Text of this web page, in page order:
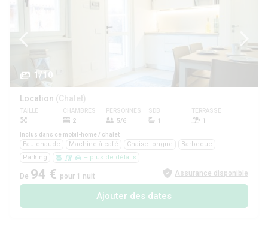
1/10
Location (Chalet)
TAILLE CHAMBRES
2
PERSONNES
5/6
SDB
1
TERRASSE
1
Inclus dans ce mobil-home / chalet
Eau chaude Machine à café Chaise longue
Barbecue
Parking
+ plus de détails
De 94 € pour 1 nuit Assurance disponible
Ajouter des dates